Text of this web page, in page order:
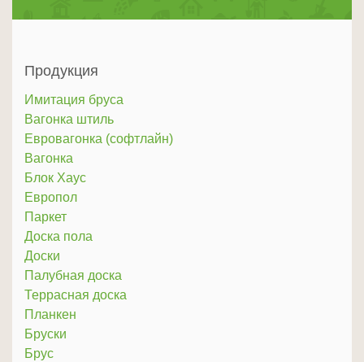
Продукция
Имитация бруса
Вагонка штиль
Евровагонка (софтлайн)
Вагонка
Блок Хаус
Европол
Паркет
Доска пола
Доски
Палубная доска
Террасная доска
Планкен
Бруски
Брус